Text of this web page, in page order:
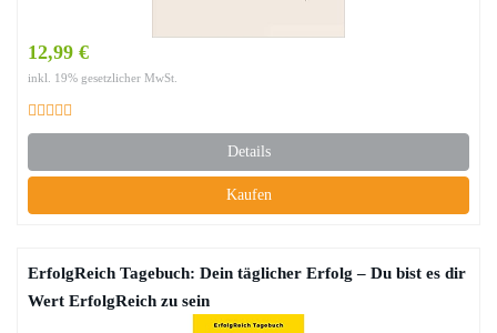
12,99 €
inkl. 19% gesetzlicher MwSt.
Details
Kaufen
ErfolgReich Tagebuch: Dein täglicher Erfolg – Du bist es dir
Wert ErfolgReich zu sein